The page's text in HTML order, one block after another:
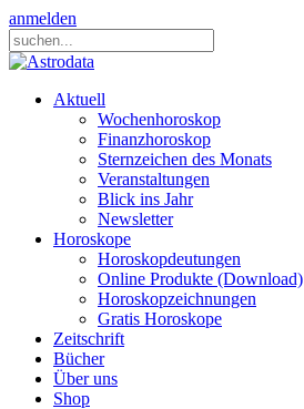
anmelden
Aktuell
Wochenhoroskop
Finanzhoroskop
Sternzeichen des Monats
Veranstaltungen
Blick ins Jahr
Newsletter
Horoskope
Horoskopdeutungen
Online Produkte (Download)
Horoskopzeichnungen
Gratis Horoskope
Zeitschrift
Bücher
Über uns
Shop